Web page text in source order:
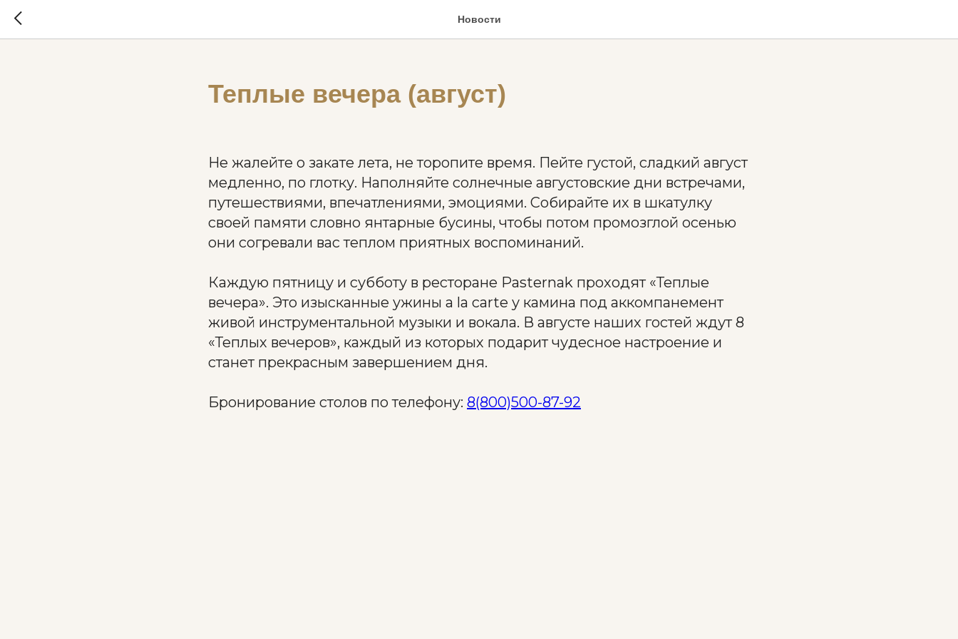
Новости
Теплые вечера (август)
Не жалейте о закате лета, не торопите время. Пейте густой, сладкий август
медленно, по глотку. Наполняйте солнечные августовские дни встречами,
путешествиями, впечатлениями, эмоциями. Собирайте их в шкатулку
своей памяти словно янтарные бусины, чтобы потом промозглой осенью
они согревали вас теплом приятных воспоминаний.
Каждую пятницу и субботу в ресторане Pasternak проходят «Теплые
вечера». Это изысканные ужины a la carte у камина под аккомпанемент
живой инструментальной музыки и вокала. В августе наших гостей ждут 8
«Теплых вечеров», каждый из которых подарит чудесное настроение и
станет прекрасным завершением дня.
Бронирование столов по телефону: 8(800)500-87-92